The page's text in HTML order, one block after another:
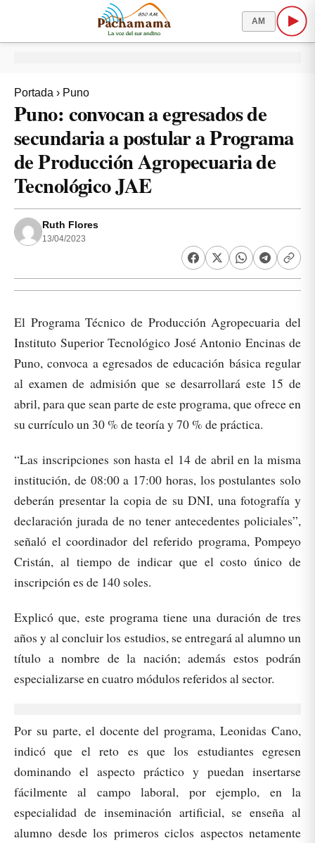
AM
Portada › Puno
Puno: convocan a egresados de
secundaria a postular a Programa
de Producción Agropecuaria de
Tecnológico JAE
Ruth Flores
13/04/2023
El Programa Técnico de Producción Agropecuaria del
Instituto Superior Tecnológico José Antonio Encinas de
Puno, convoca a egresados de educación básica regular
al examen de admisión que se desarrollará este 15 de
abril, para que sean parte de este programa, que ofrece en
su currículo un 30 % de teoría y 70 % de práctica.
“Las inscripciones son hasta el 14 de abril en la misma
institución, de 08:00 a 17:00 horas, los postulantes solo
deberán presentar la copia de su DNI, una fotografía y
declaración jurada de no tener antecedentes policiales”,
señaló el coordinador del referido programa, Pompeyo
Cristán, al tiempo de indicar que el costo único de
inscripción es de 140 soles.
Explicó que, este programa tiene una duración de tres
años y al concluir los estudios, se entregará al alumno un
título a nombre de la nación; además estos podrán
especializarse en cuatro módulos referidos al sector.
Por su parte, el docente del programa, Leonidas Cano,
indicó que el reto es que los estudiantes egresen
dominando el aspecto práctico y puedan insertarse
fácilmente al campo laboral, por ejemplo, en la
especialidad de inseminación artificial, se enseña al
alumno desde los primeros ciclos aspectos netamente